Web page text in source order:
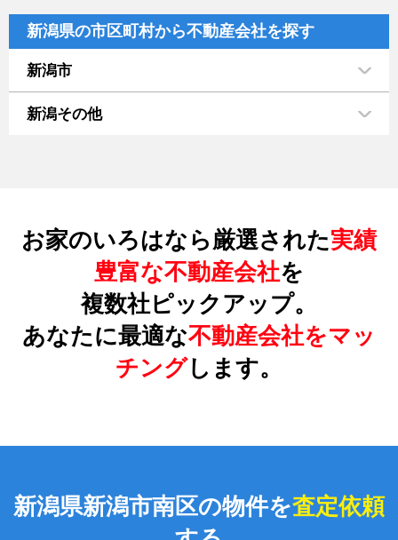
新潟県の市区町村から不動産会社を探す
新潟市
新潟その他
お家のいろはなら厳選された実績
豊富な不動産会社を
複数社ピックアップ。
あなたに最適な不動産会社をマッ
チングします。
新潟県新潟市南区の物件を査定依頼